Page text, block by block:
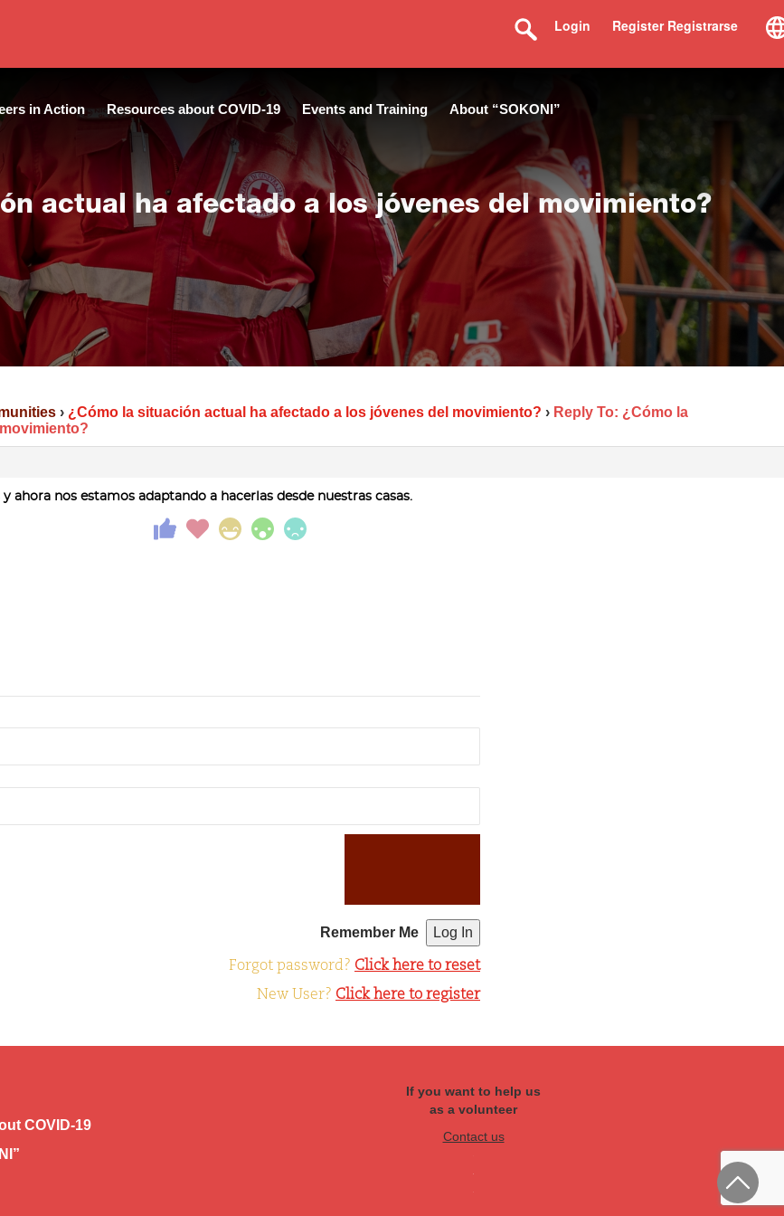
Register Registrarse
Login
in Action Resources about COVID-19 Events and Training About “SOKONI”
actual ha afectado a los jóvenes del movimiento?
› ¿Cómo la situación actual ha afectado a los jóvenes del movimiento? › Reply To: ¿Cómo la
ahora nos estamos adaptando a hacerlas desde nuestras casas.
Remember Me
Forgot password? Click here to reset
New User? Click here to register
COVID-19
If you want to help us
as a volunteer
Contact us